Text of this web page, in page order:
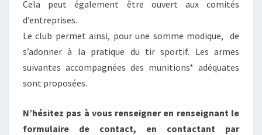
Cela peut également être ouvert aux comités
d’entreprises.
Le club permet ainsi, pour une somme modique, de
s’adonner à la pratique du tir sportif. Les armes
suivantes accompagnées des munitions* adéquates
sont proposées.
N’hésitez pas à vous renseigner en renseignant le
formulaire de contact, en contactant par